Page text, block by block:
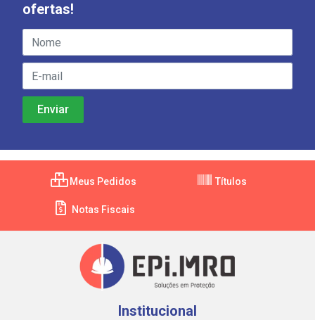
ofertas!
Meus Pedidos Títulos
Notas Fiscais
Institucional